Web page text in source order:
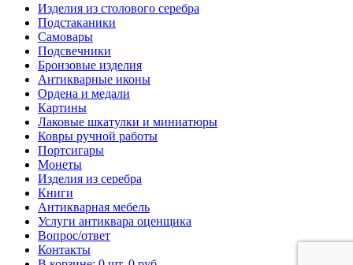
Изделия из столового серебра
Подстаканики
Самовары
Подсвечники
Бронзовые изделия
Антикварные иконы
Ордена и медали
Картины
Лаковые шкатулки и миниатюры
Ковры ручной работы
Портсигары
Монеты
Изделия из серебра
Книги
Антикварная мебель
Услуги антиквара оценщика
Вопрос/ответ
Контакты